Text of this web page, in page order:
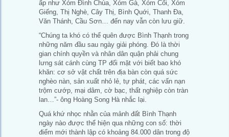
ấp như Xóm Đình Chùa, Xóm Gà, Xóm Cối, Xóm
Giếng, Thị Nghè, Cây Thị, Bình Quới, Thanh Đa,
Văn Thánh, Cầu Sơn… đến nay vẫn còn lưu giữ.
“Chúng ta khó có thể quên được Bình Thạnh trong
những năm đầu sau ngày giải phóng. Đó là thời
gian chính quyền và nhân dân quận phải chung
lưng sát cánh cùng TP đối mặt với biết bao khó
khăn: cơ sở vật chất trên địa bàn còn quá sức
nghèo nàn, sản xuất nhỏ lẻ, tự phát, các vấn nạn
trộm cướp, mại dâm, cờ bạc, thất nghiệp còn tràn
lan…”- ông Hoàng Song Hà nhắc lại.
Quá khứ nhọc nhằn của mảnh đất Bình Thạnh
ngày nào được thể hiện qua những con số: thời
điểm mới thành lập có khoảng 84.000 dân trong độ